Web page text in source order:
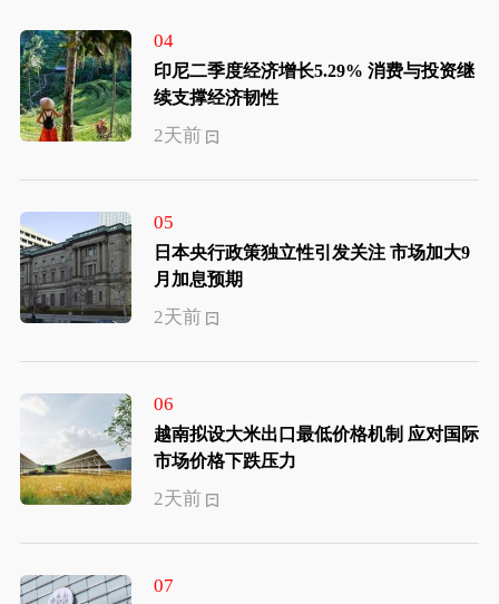
04
印尼二季度经济增长5.29% 消费与投资继
续支撑经济韧性
2天前
05
日本央行政策独立性引发关注 市场加大9
月加息预期
2天前
06
越南拟设大米出口最低价格机制 应对国际
市场价格下跌压力
2天前
07